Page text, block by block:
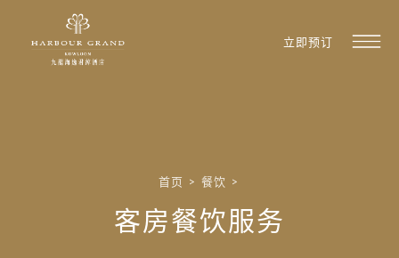
立即预订
首页 > 餐饮 >
客房餐饮服务